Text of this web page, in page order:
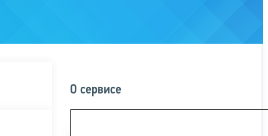
О сервисе